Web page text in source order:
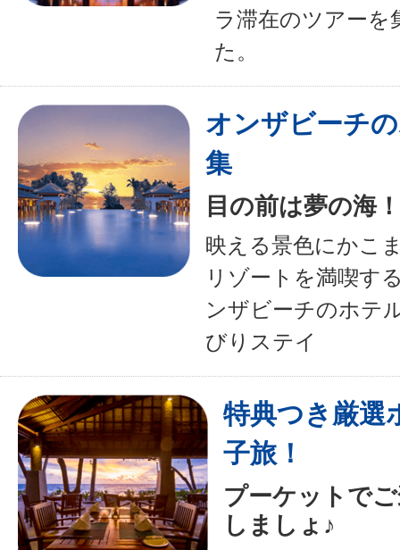
ラ滞在のツアーを
た。
オンザビーチ
集
目の前は夢の海
映える景色にかこ
リゾートを満喫す
ンザビーチのホテ
びりステイ
特典つき厳選
子旅！
プーケットで
しましょ♪